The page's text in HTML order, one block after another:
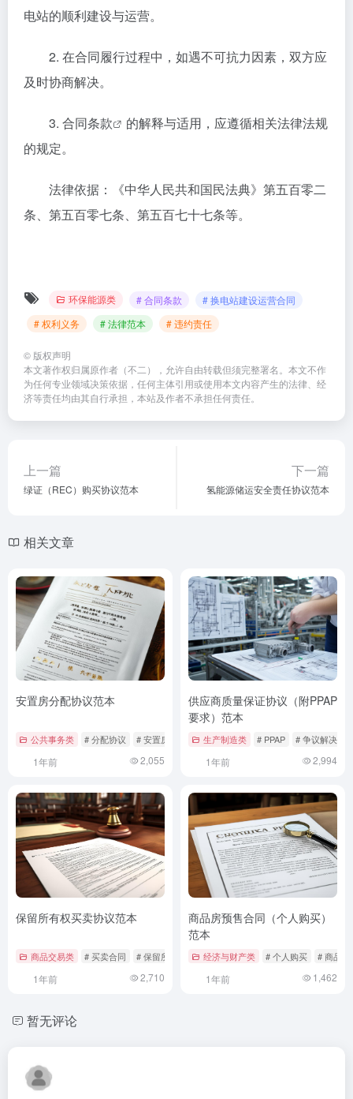
电站的顺利建设与运营。
2. 在合同履行过程中，如遇不可抗力因素，双方应
及时协商解决。
3. 合同条款
的解释与适用，应遵循相关法律法规
的规定。
法律依据：《中华人民共和国民法典》第五百零二
条、第五百零七条、第五百七十七条等。
环保能源类 # 合同条款
# 换电站建设运营合同
# 权利义务
# 法律范本 # 违约责任
© 版权声明
本文著作权归属原作者（不二），允许自由转载但须完整署名。本文不作
为任何专业领域决策依据，任何主体引用或使用本文内容产生的法律、经
济等责任均由其自行承担，本站及作者不承担任何责任。
上一篇
绿证（REC）购买协议范本
下一篇
氢能源储运安全责任协议范本
相关文章
安置房分配协议范本
公共事务类 # 分配协议 # 安置房 # 权利义务
1年前 2,055
供应商质量保证协议（附PPAP
要求）范本
生产制造类 # PPAP # 争议解决
1年前 2,994
保留所有权买卖协议范本
商品交易类 # 买卖合同 # 保留所有权买卖协议 # 权利义务
1年前 2,710
商品房预售合同（个人购买）
范本
经济与财产类 # 个人购买 # 商品房
1年前 1,462
暂无评论